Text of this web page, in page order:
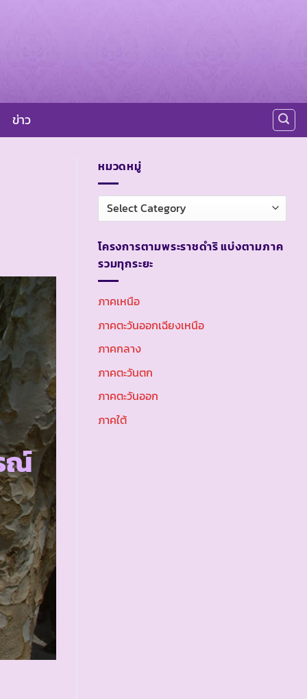
ข่าว
ณ์
หมวดหมู่
หมวด
หมู่
โครงการตามพระราชดำริ แบ่งตามภาค
รวมทุกระยะ
ภาคเหนือ
ภาคตะวันออกเฉียงเหนือ
ภาคกลาง
ภาคตะวันตก
ภาคตะวันออก
ภาคใต้